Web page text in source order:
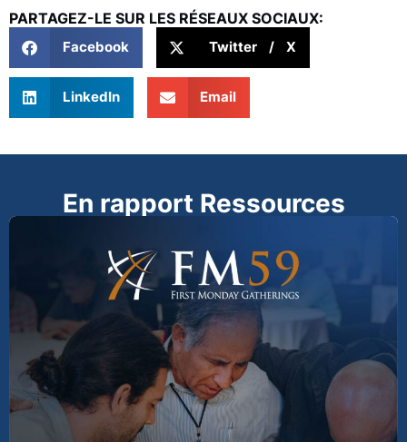
PARTAGEZ-LE SUR LES RÉSEAUX SOCIAUX:
Facebook Twitter / X
LinkedIn Email
En rapport Ressources